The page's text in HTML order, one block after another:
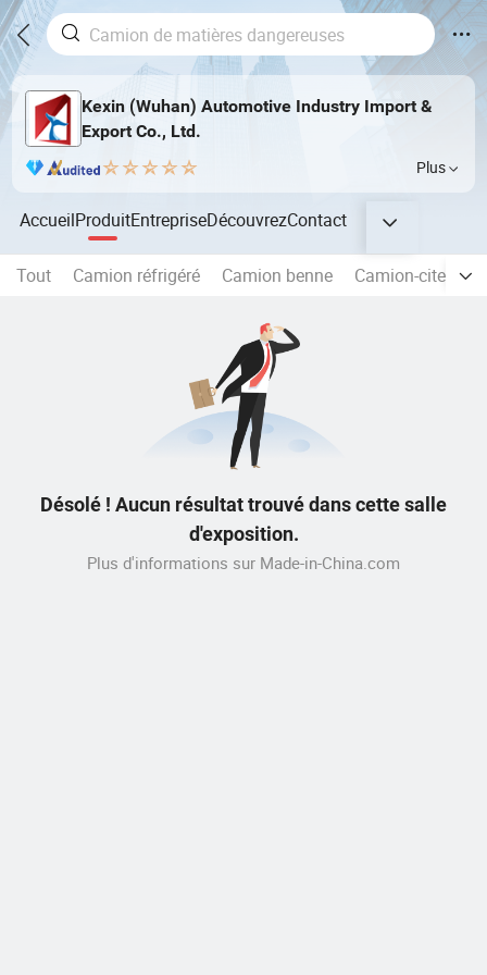
Kexin (Wuhan) Automotive Industry Import &
Export Co., Ltd.
Plus
AccueilProduitEntrepriseDécouvrezContact
Tout Camion réfrigéré Camion benne Camion-citerne
Désolé ! Aucun résultat trouvé dans cette salle
d'exposition.
Plus d'informations sur Made-in-China.com